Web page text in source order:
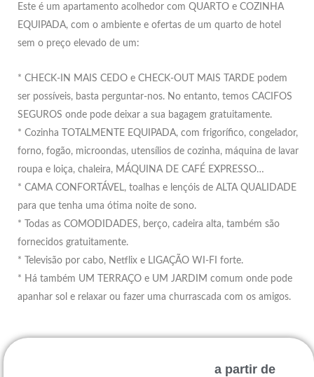
Este é um apartamento acolhedor com QUARTO e COZINHA
EQUIPADA, com o ambiente e ofertas de um quarto de hotel
sem o preço elevado de um:
* CHECK-IN MAIS CEDO e CHECK-OUT MAIS TARDE podem
ser possíveis, basta perguntar-nos. No entanto, temos CACIFOS
SEGUROS onde pode deixar a sua bagagem gratuitamente.
* Cozinha TOTALMENTE EQUIPADA, com frigorífico, congelador,
forno, fogão, microondas, utensílios de cozinha, máquina de lavar
roupa e loiça, chaleira, MÁQUINA DE CAFÉ EXPRESSO…
* CAMA CONFORTÁVEL, toalhas e lençóis de ALTA QUALIDADE
para que tenha uma ótima noite de sono.
* Todas as COMODIDADES, berço, cadeira alta, também são
fornecidos gratuitamente.
* Televisão por cabo, Netflix e LIGAÇÃO WI-FI forte.
* Há também UM TERRAÇO e UM JARDIM comum onde pode
apanhar sol e relaxar ou fazer uma churrascada com os amigos.
a partir de